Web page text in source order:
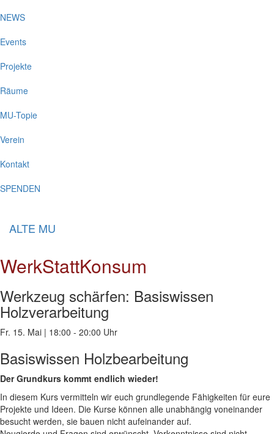
NEWS
Events
Projekte
Räume
MU-Topie
Verein
Kontakt
SPENDEN
ALTE MU
WerkStattKonsum
Werkzeug schärfen: Basiswissen
Holzverarbeitung
Fr. 15. Mai | 18:00 - 20:00 Uhr
Basiswissen Holzbearbeitung
Der Grundkurs kommt endlich wieder!
In diesem Kurs vermitteln wir euch grundlegende Fähigkeiten für eure
Projekte und Ideen. Die Kurse können alle unabhängig voneinander
besucht werden, sie bauen nicht aufeinander auf.